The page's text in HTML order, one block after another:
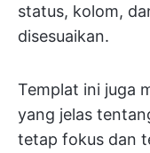
status, kolom,
disesuaikan.
Templat ini juga
yang jelas
tetap fokus dan